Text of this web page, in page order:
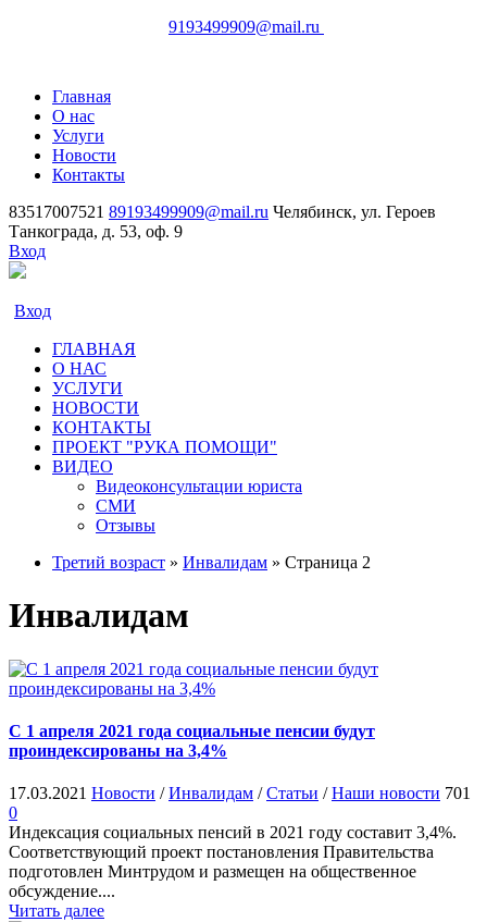
9193499909@mail.ru
Главная
О нас
Услуги
Новости
Контакты
83517007521 89193499909@mail.ru Челябинск, ул. Героев
Танкограда, д. 53, оф. 9
Вход
Вход
ГЛАВНАЯ
О НАС
УСЛУГИ
НОВОСТИ
КОНТАКТЫ
ПРОЕКТ "РУКА ПОМОЩИ"
ВИДЕО
Видеоконсультации юриста
СМИ
Отзывы
Третий возраст » Инвалидам » Страница 2
Инвалидам
С 1 aпреля 2021 года социальные пенсии будут
проиндексирoваны на 3,4%
17.03.2021 Новости /Инвалидам /Статьи /Наши новости 701
0
Индексация социальных пенсий в 2021 году составит 3,4%.
Соответствующий проект постановления Правительства
подготовлен Минтрудом и размещен на общественное
обсуждение....
Читать далее